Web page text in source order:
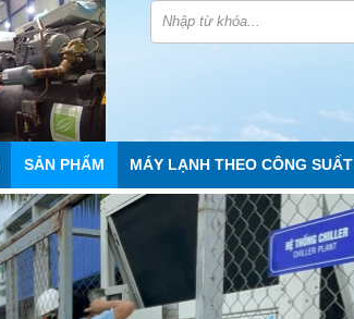
SẢN PHẨM MÁY LẠNH THEO CÔNG SUẤT